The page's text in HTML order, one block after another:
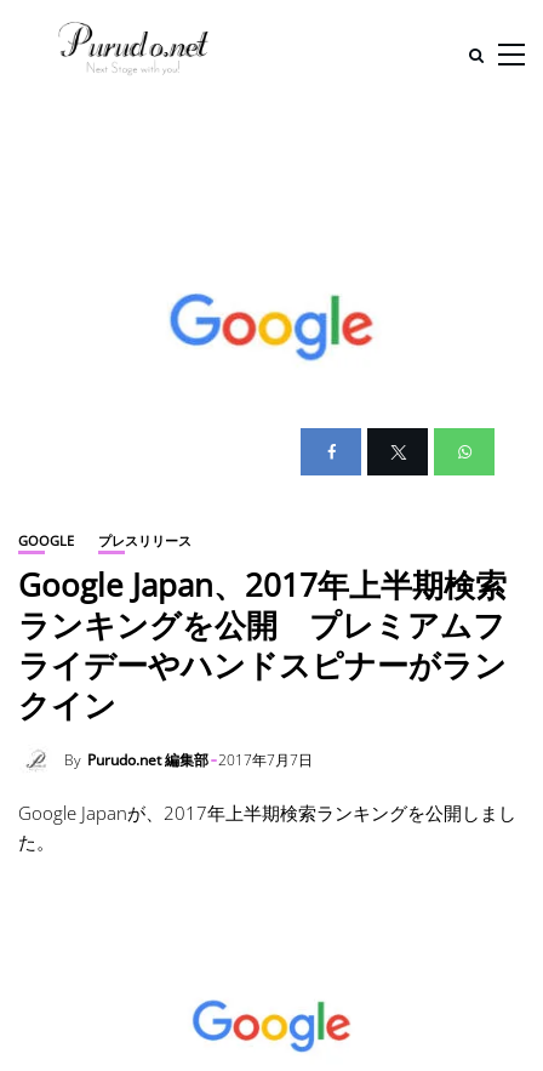
GOOGLE プレスリリース
Google Japan、2017年上半期検索
ランキングを公開 プレミアムフ
ライデーやハンドスピナーがラン
クイン
By Purudo.net 編集部 2017年7月7日
Google Japanが、2017年上半期検索ランキングを公開しまし
た。